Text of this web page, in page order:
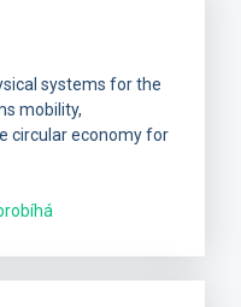
systems for the
mobility,
circular economy for